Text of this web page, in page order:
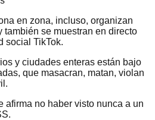
en zona, incluso, organizan
también se muestran en directo
social TikTok.
y ciudades enteras están bajo
que masacran, matan, violan
afirma no haber visto nunca a un